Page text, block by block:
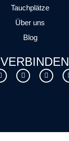
Tauchplätze
Über uns
Blog
VERBINDEN